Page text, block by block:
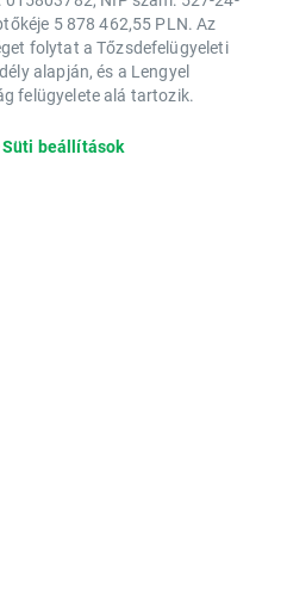
5 878 462,55 PLN. Az
folytat a Tőzsdefelügyeleti
alapján, és a Lengyel
felügyelete alá tartozik.
Süti beállítások